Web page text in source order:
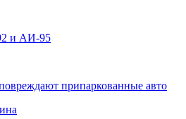
и АИ-95
припаркованные авто